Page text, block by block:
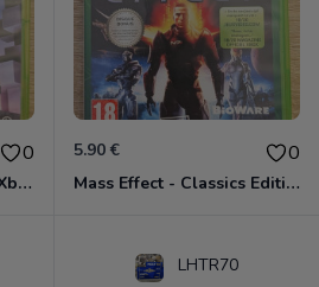
0
Minecraft - Story Mode Xbox 360
5.90 € 0
Mass Effect - Classics Edition Xbox 360
LHTR70